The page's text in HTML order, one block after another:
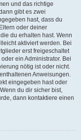
und das richtige
gibt es zwei
hast, dass du
oder deiner
du erhalten hast. Wenn
aktiviert werden. Bei
erst freigeschaltet
ein Administrator. Bei
nötig ist oder nicht.
Anweisungen.
eingegeben hast oder
du dir sicher bist,
dann kontaktiere einen